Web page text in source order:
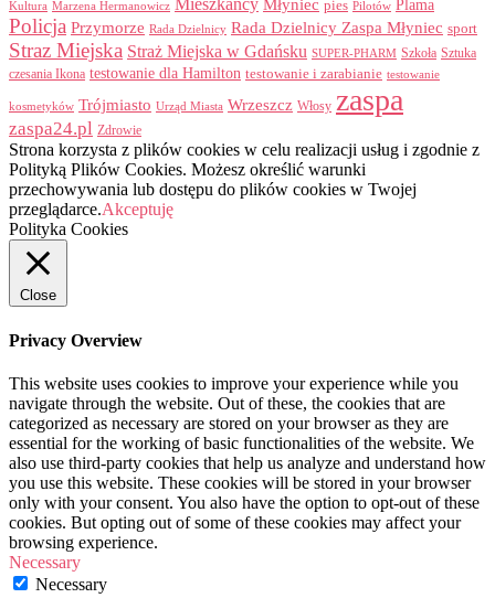
Kultura Marzena Hermanowicz Mieszkańcy Młyniec pies Pilotów Plama
Policja Przymorze Rada Dzielnicy Rada Dzielnicy Zaspa Młyniec sport
Straz Miejska Straż Miejska w Gdańsku SUPER-PHARM Szkoła Sztuka
czesania Ikona testowanie dla Hamilton testowanie i zarabianie testowanie
kosmetyków Trójmiasto Urząd Miasta Wrzeszcz Włosy zaspa
zaspa24.pl Zdrowie
Strona korzysta z plików cookies w celu realizacji usług i zgodnie z
Polityką Plików Cookies. Możesz określić warunki
przechowywania lub dostępu do plików cookies w Twojej
przeglądarce.Akceptuję
Polityka Cookies
Close
Privacy Overview
This website uses cookies to improve your experience while you
navigate through the website. Out of these, the cookies that are
categorized as necessary are stored on your browser as they are
essential for the working of basic functionalities of the website. We
also use third-party cookies that help us analyze and understand how
you use this website. These cookies will be stored in your browser
only with your consent. You also have the option to opt-out of these
cookies. But opting out of some of these cookies may affect your
browsing experience.
Necessary
Necessary